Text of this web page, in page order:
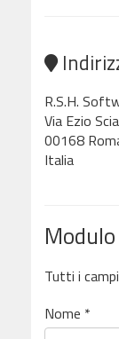
R.S.H.
Via Ezio
00168
Italia
Tutti i
Nome *